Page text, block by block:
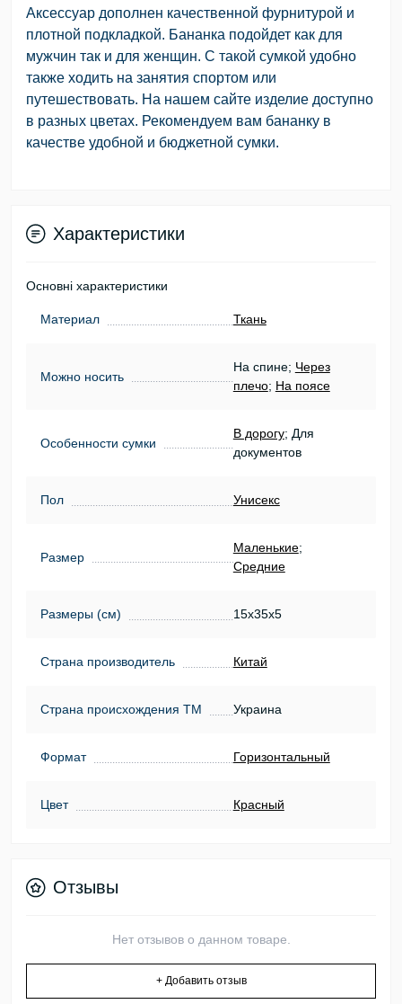
Аксессуар дополнен качественной фурнитурой и
плотной подкладкой. Бананка подойдет как для
мужчин так и для женщин. С такой сумкой удобно
также ходить на занятия спортом или
путешествовать. На нашем сайте изделие доступно
в разных цветах. Рекомендуем вам бананку в
качестве удобной и бюджетной сумки.
Характеристики
Основні характеристики
Материал Ткань
Можно носить
На спине; Через
плечо; На поясе
Особенности сумки
В дорогу; Для
документов
Пол Унисекс
Размер
Маленькие;
Средние
Размеры (см) 15х35х5
Страна производитель Китай
Страна происхождения ТМ Украина
Формат Горизонтальный
Цвет Красный
Отзывы
Нет отзывов о данном товаре.
+ Добавить отзыв